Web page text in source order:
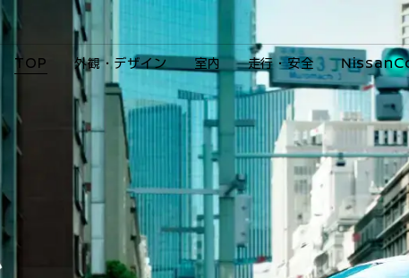
TOP 外観・デザイン 室内 走行・安全